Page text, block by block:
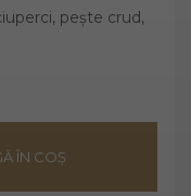
pește crud,
ÎN COȘ